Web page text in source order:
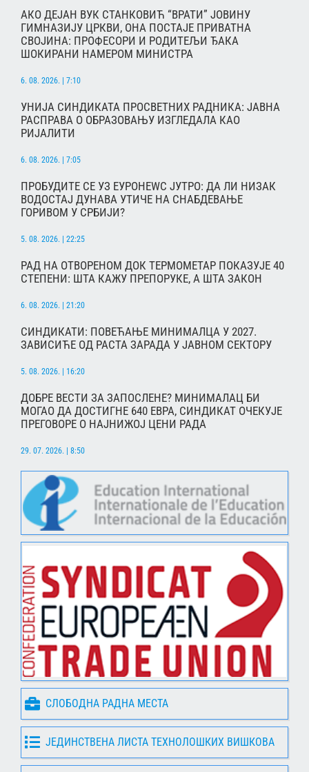
АКО ДЕЈАН ВУК СТАНКОВИЋ “ВРАТИ” ЈОВИНУ
ГИМНАЗИЈУ ЦРКВИ, ОНА ПОСТАЈЕ ПРИВАТНА
СВОЈИНА: ПРОФЕСОРИ И РОДИТЕЉИ ЂАКА
ШОКИРАНИ НАМЕРОМ МИНИСТРА
6. 08. 2026. | 7:10
УНИЈА СИНДИКАТА ПРОСВЕТНИХ РАДНИКА: ЈАВНА
РАСПРАВА О ОБРАЗОВАЊУ ИЗГЛЕДАЛА КАО
РИЈАЛИТИ
6. 08. 2026. | 7:05
ПРОБУДИТЕ СЕ УЗ ЕУРОНЕWС ЈУТРО: ДА ЛИ НИЗАК
ВОДОСТАЈ ДУНАВА УТИЧЕ НА СНАБДЕВАЊЕ
ГОРИВОМ У СРБИЈИ?
5. 08. 2026. | 22:25
РАД НА ОТВОРЕНОМ ДОК ТЕРМОМЕТАР ПОКАЗУЈЕ 40
СТЕПЕНИ: ШТА КАЖУ ПРЕПОРУКЕ, А ШТА ЗАКОН
6. 08. 2026. | 21:20
СИНДИКАТИ: ПОВЕЋАЊЕ МИНИМАЛЦА У 2027.
ЗАВИСИЋЕ ОД РАСТА ЗАРАДА У ЈАВНОМ СЕКТОРУ
5. 08. 2026. | 16:20
ДОБРЕ ВЕСТИ ЗА ЗАПОСЛЕНЕ? МИНИМАЛАЦ БИ
МОГАО ДА ДОСТИГНЕ 640 ЕВРА, СИНДИКАТ ОЧЕКУЈЕ
ПРЕГОВОРЕ О НАЈНИЖОЈ ЦЕНИ РАДА
29. 07. 2026. | 8:50
СЛОБОДНА РАДНА МЕСТА
ЈЕДИНСТВЕНА ЛИСТА ТЕХНОЛОШКИХ ВИШКОВА